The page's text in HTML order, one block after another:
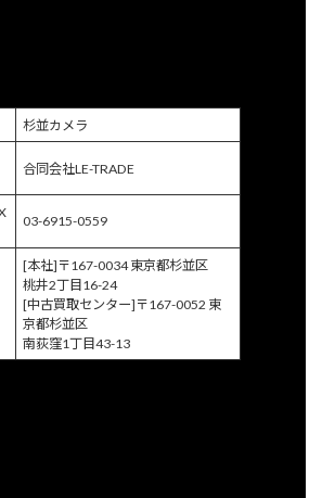
杉並カメラ
合同会社LE-TRADE
03-6915-0559
[本社]〒167-0034 東京都杉並区
桃井2丁目16-24
[中古買取センター]〒167-0052 東
京都杉並区
南荻窪1丁目43-13